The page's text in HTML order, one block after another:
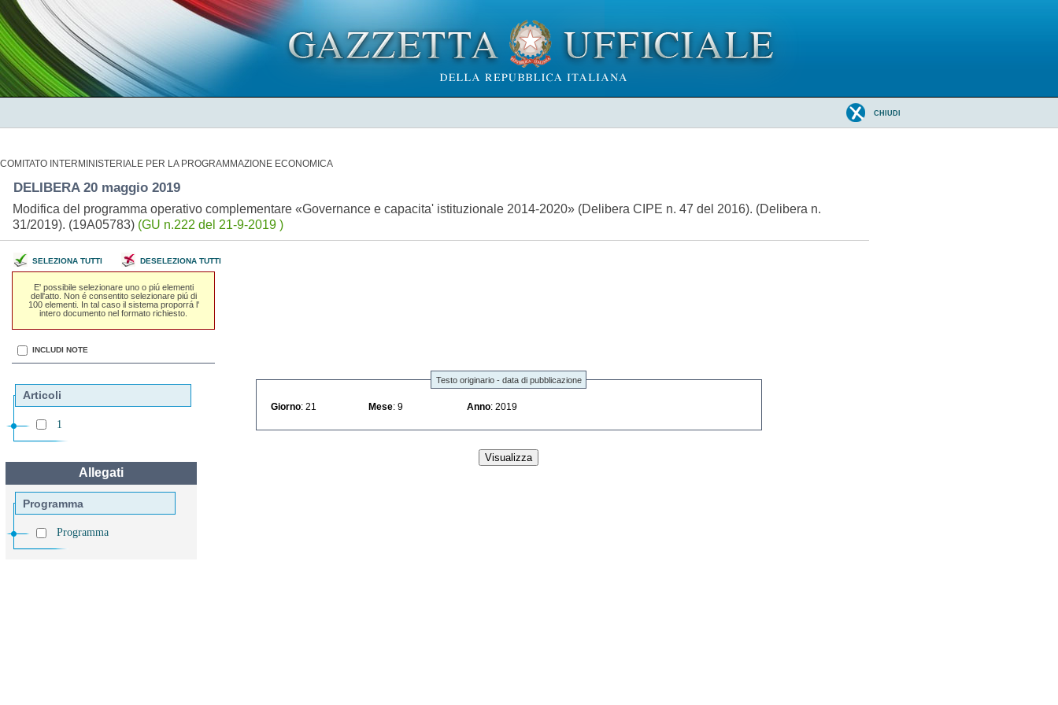
CHIUDI
COMITATO INTERMINISTERIALE PER LA PROGRAMMAZIONE ECONOMICA
DELIBERA 20 maggio 2019
Modifica del programma operativo complementare «Governance e capacita' istituzionale 2014-2020» (Delibera CIPE n. 47 del 2016). (Delibera n.
31/2019). (19A05783) (GU n.222 del 21-9-2019 )
SELEZIONA TUTTI DESELEZIONA TUTTI
E' possibile selezionare uno o piú elementi
dell'atto. Non é consentito selezionare piú di
100 elementi. In tal caso il sistema proporrá l'
intero documento nel formato richiesto.
INCLUDI NOTE
Articoli
1
Allegati
Programma
Programma
Testo originario - data di pubblicazione
Giorno : 21 Mese : 9 Anno : 2019